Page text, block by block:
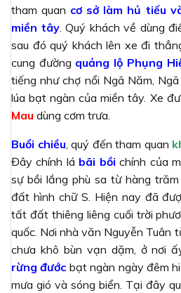
tham quan cơ sở làm hủ tiếu
miền tây. Quý khách về dùng
sau đó quý khách lên xe đi
cung đường quảng lộ Phụng
tiếng như chợ nổi Ngã Năm,
lúa bạt ngàn của miền tây. Xe
Mau dùng cơm trưa.
Buổi chiều , quý đến tham quan
Đây chính lá bãi bồi chính của
sự bồi lắng phù sa từ hàng
đất hình chữ S. Hiện nay đã
tất đất thiêng liêng cuối trời
quốc. Nơi nhà văn Nguyễn Tuân
chưa khô bùn vạn dặm, ở nơi
rừng đước bạt ngàn ngày đêm
mưa gió và sóng biển. Tại đây